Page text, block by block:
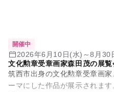
開催中
2026年6月10日(水)～8月30
文化勲章受章画家森田茂の展
筑西市出身の文化勲章受章画
ーマにした作品が展示されま